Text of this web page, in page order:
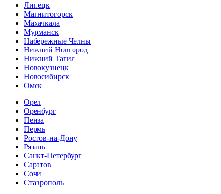
Липецк
Магнитогорск
Махачкала
Мурманск
Набережные Челны
Нижний Новгород
Нижний Тагил
Новокузнецк
Новосибирск
Омск
Орел
Оренбург
Пенза
Пермь
Ростов-на-Дону
Рязань
Санкт-Петербург
Саратов
Сочи
Ставрополь